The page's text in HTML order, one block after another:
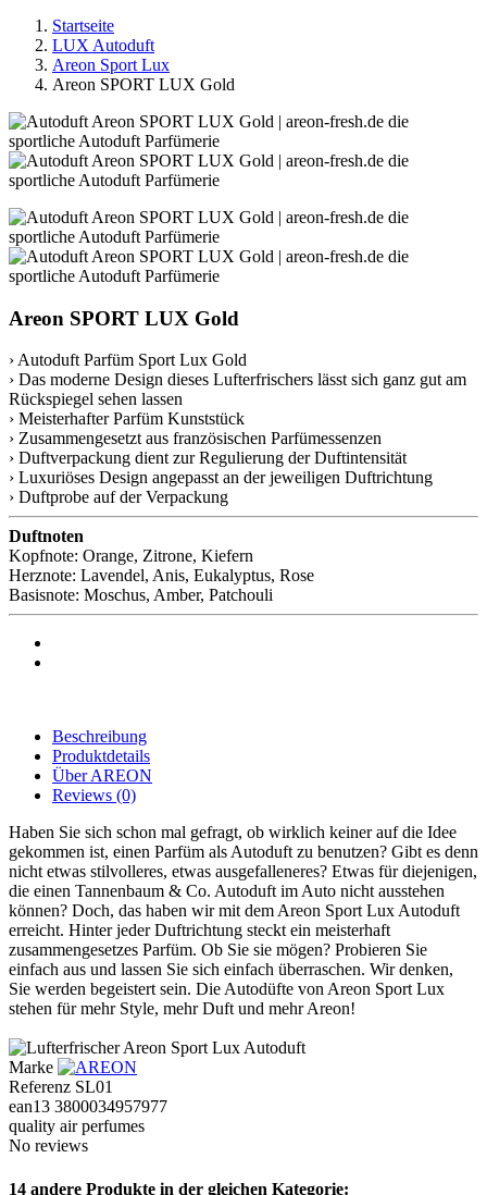
Startseite
LUX Autoduft
Areon Sport Lux
Areon SPORT LUX Gold
Areon SPORT LUX Gold
› Autoduft Parfüm Sport Lux Gold
› Das moderne Design dieses Lufterfrischers lässt sich ganz gut am
Rückspiegel sehen lassen
› Meisterhafter Parfüm Kunststück
› Zusammengesetzt aus französischen Parfümessenzen
› Duftverpackung dient zur Regulierung der Duftintensität
› Luxuriöses Design angepasst an der jeweiligen Duftrichtung
› Duftprobe auf der Verpackung
Duftnoten
Kopfnote: Orange, Zitrone, Kiefern
Herznote: Lavendel, Anis, Eukalyptus, Rose
Basisnote: Moschus, Amber, Patchouli
Beschreibung
Produktdetails
Über AREON
Reviews (0)
Haben Sie sich schon mal gefragt, ob wirklich keiner auf die Idee
gekommen ist, einen Parfüm als Autoduft zu benutzen? Gibt es denn
nicht etwas stilvolleres, etwas ausgefalleneres? Etwas für diejenigen,
die einen Tannenbaum & Co. Autoduft im Auto nicht ausstehen
können? Doch, das haben wir mit dem Areon Sport Lux Autoduft
erreicht. Hinter jeder Duftrichtung steckt ein meisterhaft
zusammengesetzes Parfüm. Ob Sie sie mögen? Probieren Sie
einfach aus und lassen Sie sich einfach überraschen. Wir denken,
Sie werden begeistert sein. Die Autodüfte von Areon Sport Lux
stehen für mehr Style, mehr Duft und mehr Areon!
Marke
Referenz SL01
ean13 3800034957977
quality air perfumes
No reviews
14 andere Produkte in der gleichen Kategorie: